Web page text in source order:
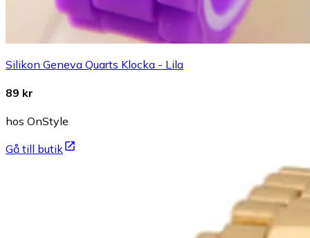
Silikon Geneva Quarts Klocka - Lila
89 kr
hos OnStyle
Gå till butik